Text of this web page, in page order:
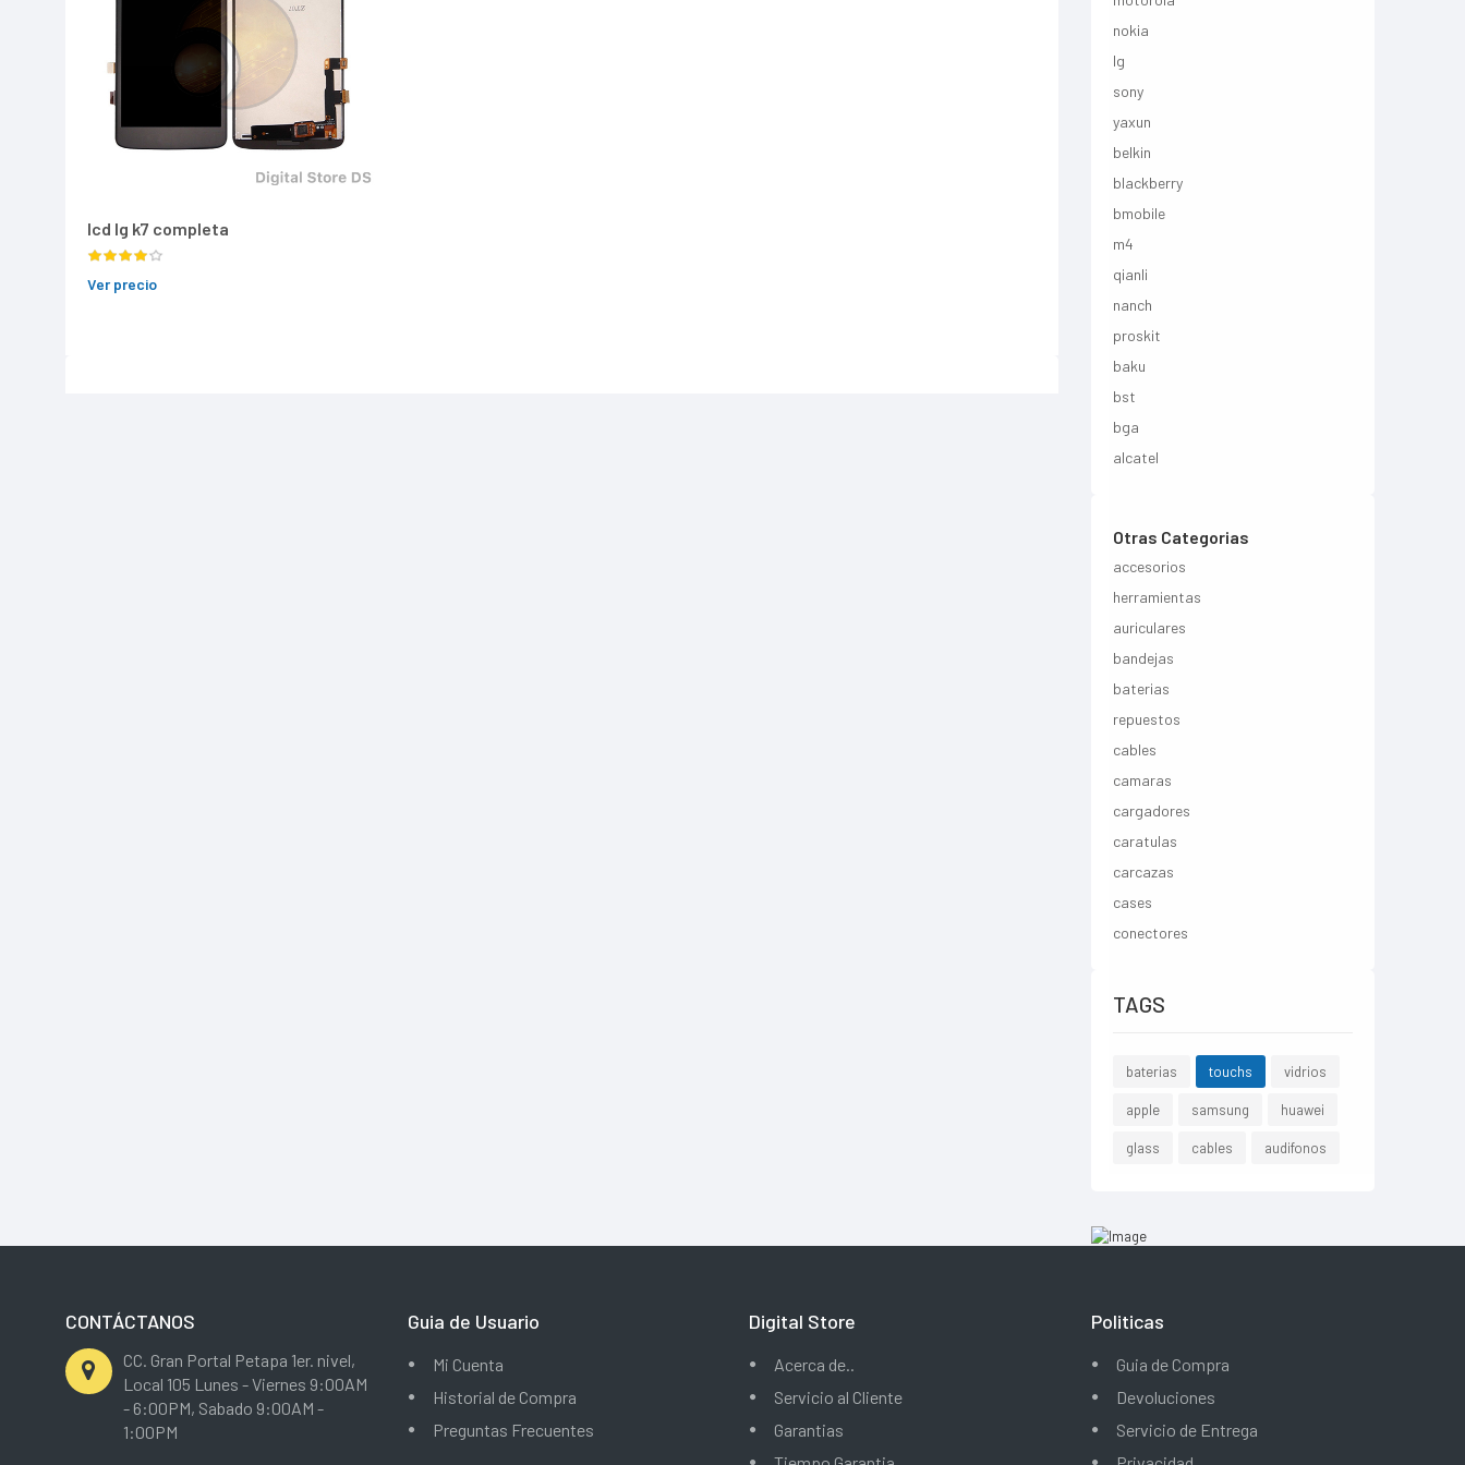
lcd lg k7 completa
Ver precio
nokia
lg
sony
yaxun
belkin
blackberry
bmobile
m4
qianli
nanch
proskit
baku
bst
bga
alcatel
Otras Categorias
accesorios
herramientas
auriculares
bandejas
baterias
repuestos
cables
camaras
cargadores
caratulas
carcazas
cases
conectores
TAGS
baterias touchs vidrios
apple samsung huawei
glass cables audifonos
CONTÁCTANOS
CC. Gran Portal Petapa 1er. nivel,
Local 105 Lunes - Viernes 9:00AM
- 6:00PM, Sabado 9:00AM -
1:00PM
Guia de Usuario
Mi Cuenta
Historial de Compra
Preguntas Frecuentes
Digital Store
Acerca de..
Servicio al Cliente
Garantias
Politicas
Guia de Compra
Devoluciones
Servicio de Entrega